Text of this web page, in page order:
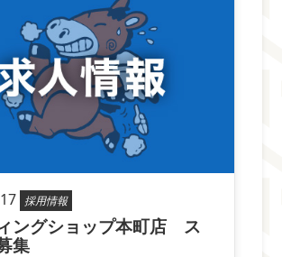
採用情報
ングショップ本町店 ス
集